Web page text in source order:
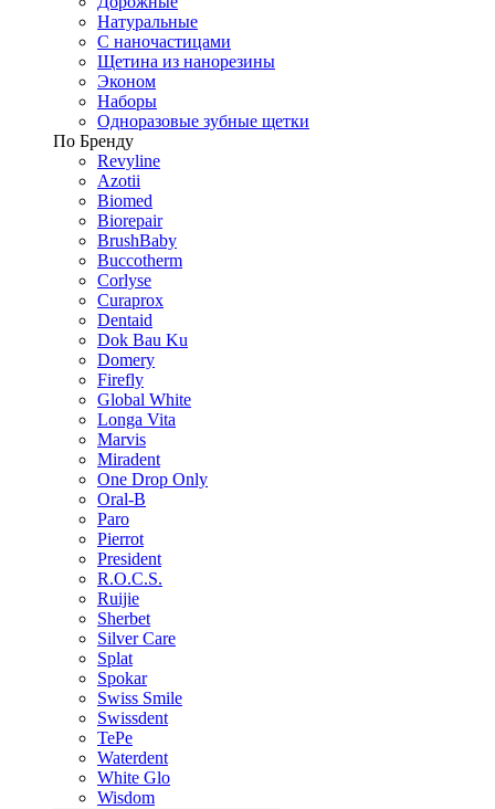
Натуральные
С наночастицами
Щетина из нанорезины
Эконом
Наборы
Одноразовые зубные щетки
По Бренду
Revyline
Azotii
Biomed
Biorepair
BrushBaby
Buccotherm
Corlyse
Curaprox
Dentaid
Dok Bau Ku
Domery
Firefly
Global White
Longa Vita
Marvis
Miradent
One Drop Only
Oral-B
Paro
Pierrot
President
R.O.C.S.
Ruijie
Sherbet
Silver Care
Splat
Spokar
Swiss Smile
Swissdent
TePe
Waterdent
White Glo
Wisdom